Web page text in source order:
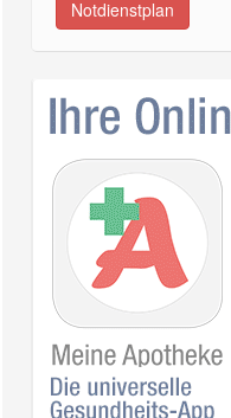
Notdienstplan